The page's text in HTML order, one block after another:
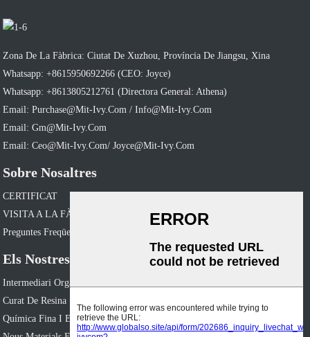
Zona De La Fàbrica: Ciutat De Xuzhou, Província De Jiangsu, Xina
Whatsapp: +8615950692266 (CEO: Joyce)
Whatsapp: +8613805212761 (Directora General: Athena)
Email: Purchase@mit-Ivy.com / Info@mit-Ivy.com
Email: Gm@mit-Ivy.com
Email: Ceo@mit-Ivy.com/ Joyce@mit-Ivy.com
Sobre Nosaltres
CERTIFICAT
VISITA A LA FÀBRICA
Preguntes Freqüents
Els Nostres Productes
Intermediari Orgànic
Curat De Resina
Química Fina I Especialitzada